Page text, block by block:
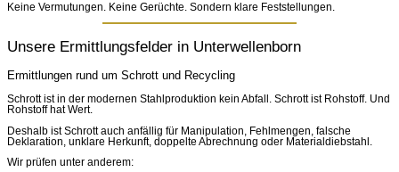
Keine Vermutungen. Keine Gerüchte. Sondern klare Feststellungen.
Unsere Ermittlungsfelder in Unterwellenborn
Ermittlungen rund um Schrott und Recycling
Schrott ist in der modernen Stahlproduktion kein Abfall. Schrott ist Rohstoff. Und
Rohstoff hat Wert.
Deshalb ist Schrott auch anfällig für Manipulation, Fehlmengen, falsche
Deklaration, unklare Herkunft, doppelte Abrechnung oder Materialdiebstahl.
Wir prüfen unter anderem: